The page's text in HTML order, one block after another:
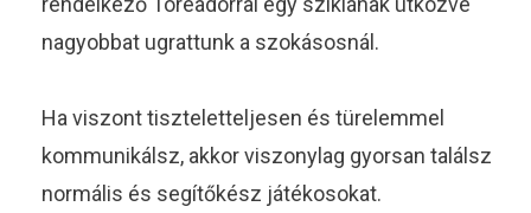
nagyobbat ugrattunk a szokásosnál.
Ha viszont tiszteletteljesen és türelemmel
kommunikálsz, akkor viszonylag gyorsan találsz
normális és segítőkész játékosokat.